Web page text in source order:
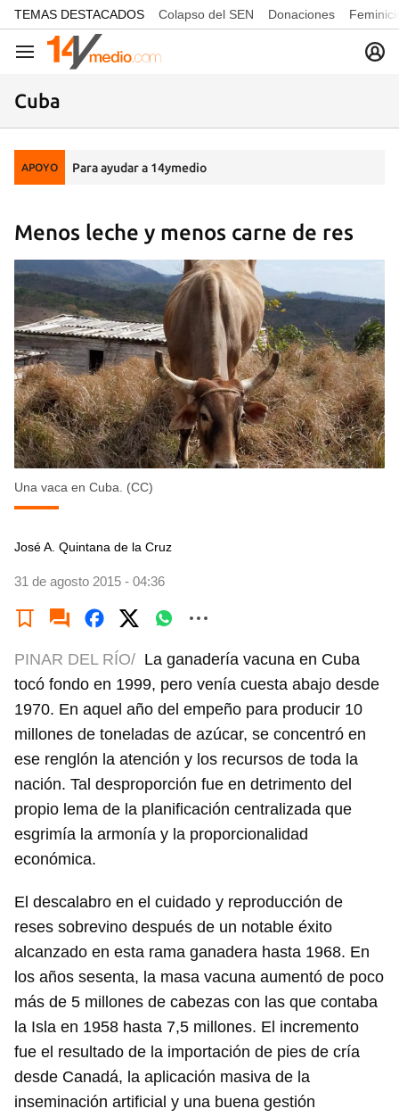
common.go-to-content
TEMAS DESTACADOS Colapso del SEN Donaciones
Navegación
Cuba
APOYO Para ayudar a 14ymedio
Menos leche y menos carne de res
Una vaca en Cuba. (CC)
José A. Quintana de la Cruz
31 de agosto 2015 - 04:36
PINAR DEL RÍO/ La ganadería vacuna en Cuba
tocó fondo en 1999, pero venía cuesta abajo desde
1970. En aquel año del empeño para producir 10
millones de toneladas de azúcar, se concentró en
ese renglón la atención y los recursos de toda la
nación. Tal desproporción fue en detrimento del
propio lema de la planificación centralizada que
esgrimía la armonía y la proporcionalidad
económica.
El descalabro en el cuidado y reproducción de
reses sobrevino después de un notable éxito
alcanzado en esta rama ganadera hasta 1968. En
los años sesenta, la masa vacuna aumentó de poco
más de 5 millones de cabezas con las que contaba
la Isla en 1958 hasta 7,5 millones. El incremento
fue el resultado de la importación de pies de cría
desde Canadá, la aplicación masiva de la
inseminación artificial y una buena gestión